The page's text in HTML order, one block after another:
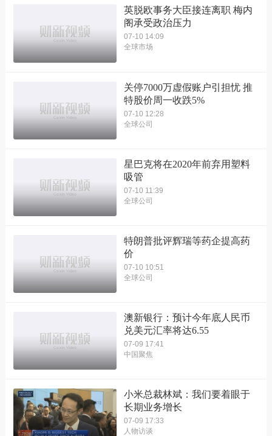
英脱欧事务大臣接连离职 梅内
阁承受政治压力
07-10 14:09
全球市场
关停7000万虚假账户引担忧 推
特股价周一收跌5%
07-10 12:28
全球公司
星巴克将在2020年前弃用塑料
吸管
07-10 11:39
全球公司
特朗普批评辉瑞等药企提高药
价
07-10 10:51
全球公司
澳新银行：预计今年底人民币
兑美元汇率将达6.55
07-09 17:41
中国聚焦
小米总裁林斌：我们要着眼于
长期业务增长
07-09 17:33
人物访谈